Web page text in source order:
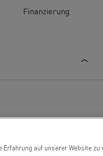
Finanzierung
Erfahrung auf unserer Website